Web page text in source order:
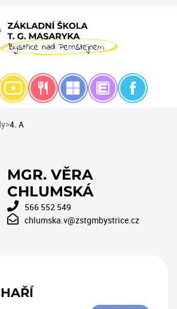
(current)
4. A
MGR. VĚRA
CHLUMSKÁ
566 552 549
chlumska.v@zstgmbystrice.cz